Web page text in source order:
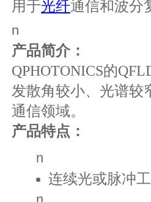
用于光纤通信和波分
n
产品简介：
QPHOTONICS的
发散角较小、光谱较
通信领域。
产品特点：
n
连续光或脉冲